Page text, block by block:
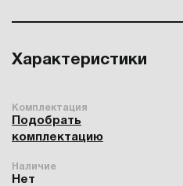
Характеристики
Комплектация
Подобрать
комплектацию
Наличие
Нет